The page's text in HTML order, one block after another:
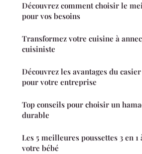
Découvrez comment choisir le
pour vos besoins
Transformez votre cuisine à
cuisiniste
Découvrez les avantages du
pour votre entreprise
Top conseils pour choisir un
durable
Les 5 meilleures poussettes 3 en
votre bébé